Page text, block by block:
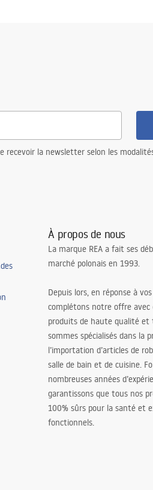
recevoir la newsletter selon les
À propos de nous
La marque REA a fait ses
marché polonais en 1993.
Depuis lors, en réponse à
complétons notre offre avec
produits de haute qualité et
sommes spécialisés dans la
l’importation d’articles de
salle de bain et de cuisine.
nombreuses années
garantissons que tous nos
100% sûrs pour la santé et
fonctionnels.